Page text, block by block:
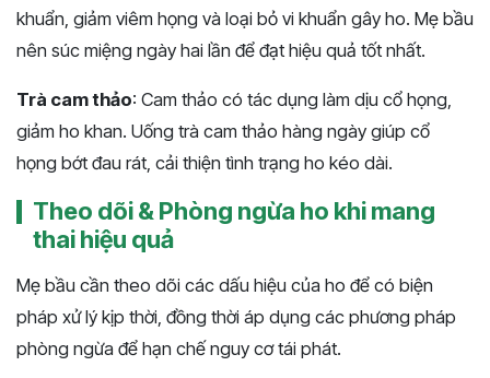
khuẩn, giảm viêm họng và loại bỏ vi khuẩn gây ho. Mẹ bầu
nên súc miệng ngày hai lần để đạt hiệu quả tốt nhất.
Trà cam thảo: Cam thảo có tác dụng làm dịu cổ họng,
giảm ho khan. Uống trà cam thảo hàng ngày giúp cổ
họng bớt đau rát, cải thiện tình trạng ho kéo dài.
Theo dõi & Phòng ngừa ho khi mang
thai hiệu quả
Mẹ bầu cần theo dõi các dấu hiệu của ho để có biện
pháp xử lý kịp thời, đồng thời áp dụng các phương pháp
phòng ngừa để hạn chế nguy cơ tái phát.